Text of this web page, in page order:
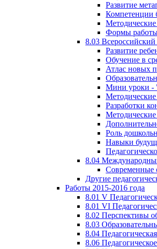
Развитие
Компетенции
Формы
8.03
Развитие
Обучение в
Атлас новых
Мини уроки -
Методические
Разработки
Роль
Навыки
8.04
Современные
Другие
Работы 2015-2016 года
8.01 V
8.01 VI
8.02 Перспективы
8.03
8.04
8.06